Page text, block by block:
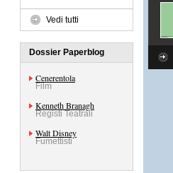
Vedi tutti
Dossier Paperblog
Cenerentola
Film
Kenneth Branagh
Registi Teatrali
Walt Disney
Fumettisti